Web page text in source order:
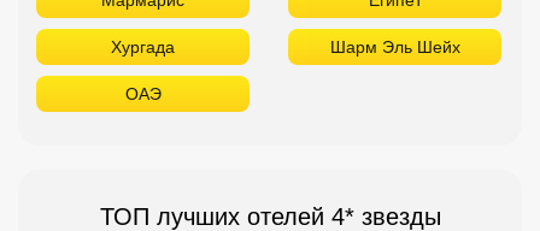
Хургада Шарм Эль Шейх
ОАЭ
ТОП лучших отелей 4* звезды